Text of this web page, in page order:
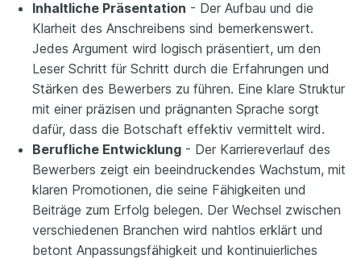
Inhaltliche Präsentation - Der Aufbau und die
Klarheit des Anschreibens sind bemerkenswert.
Jedes Argument wird logisch präsentiert, um den
Leser Schritt für Schritt durch die Erfahrungen und
Stärken des Bewerbers zu führen. Eine klare Struktur
mit einer präzisen und prägnanten Sprache sorgt
dafür, dass die Botschaft effektiv vermittelt wird.
Berufliche Entwicklung - Der Karriereverlauf des
Bewerbers zeigt ein beeindruckendes Wachstum, mit
klaren Promotionen, die seine Fähigkeiten und
Beiträge zum Erfolg belegen. Der Wechsel zwischen
verschiedenen Branchen wird nahtlos erklärt und
betont Anpassungsfähigkeit und kontinuierliches